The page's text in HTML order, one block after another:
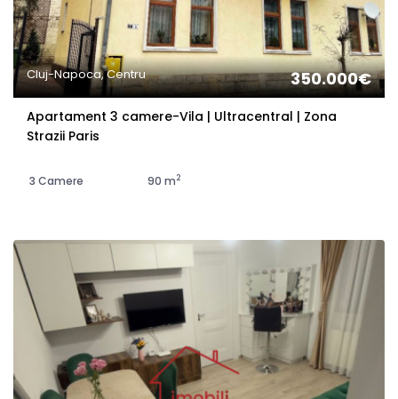
Cluj-Napoca, Centru 350.000€
Apartament 3 camere-Vila | Ultracentral | Zona
Strazii Paris
3 Camere 90 m2